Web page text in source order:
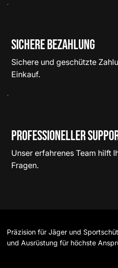
Sichere Bezahlung
Sichere und geschützte
Einkauf.
Professioneller
Unser erfahrenes Team hilft
Fragen.
Präzision für Jäger und
und Ausrüstung für höchste